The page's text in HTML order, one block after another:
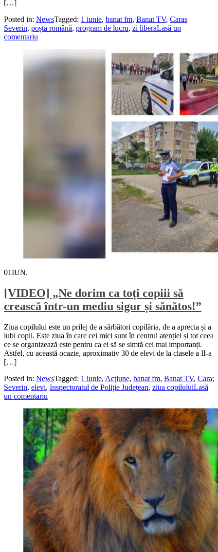
[…]
Posted in: NewsTagged: 1 iunie, banat fm, Banat TV, Caras
Severin, poșta română, program de lucru, zi liberaLasă un
comentariu
01IUN.
[VIDEO] „Ne dorim ca toți copiii să
crească într-un mediu sigur și sănătos!”
Ziua copilului este un prilej de a sărbători copilăria, de a aprecia și a
iubi copii. Este ziua în care cei mici sunt în centrul atenției și tot ceea
ce se organizează este pentru ca ei să se simtă cei mai importanți.
Astfel, cu această ocazie, aproximativ 30 de elevi de la clasele a II-a
[…]
Posted in: NewsTagged: 1 iunie, Acţiune, banat fm, Banat TV, Cara;
Severin, elevi, Inspectoratul de Poliție Județean, ziua copiluluiLasă
un comentariu